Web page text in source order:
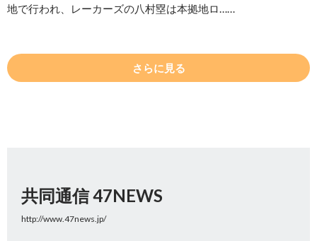
地で行われ、レーカーズの八村塁は本拠地ロ……
さらに見る
共同通信 47NEWS
http://www.47news.jp/